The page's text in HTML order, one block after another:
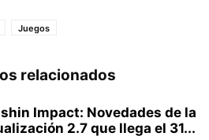
Juegos
relacionados
Impact: Novedades de la
2.7 que llega el 31...